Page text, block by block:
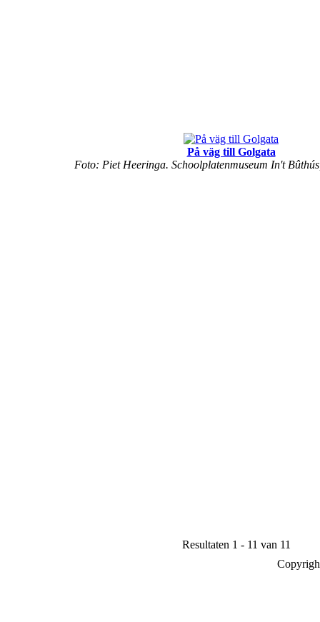
På väg till Golgata
Foto: Piet Heeringa. Schoolplatenmuseum In't
Resultaten 1 - 11 van 11